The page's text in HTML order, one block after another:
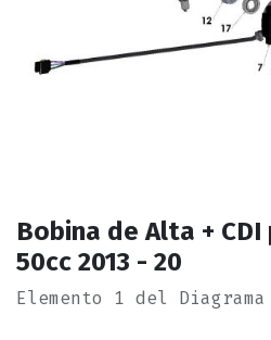
Bobina de Alta + CDI
50cc 2013 - 20
Elemento 1 del